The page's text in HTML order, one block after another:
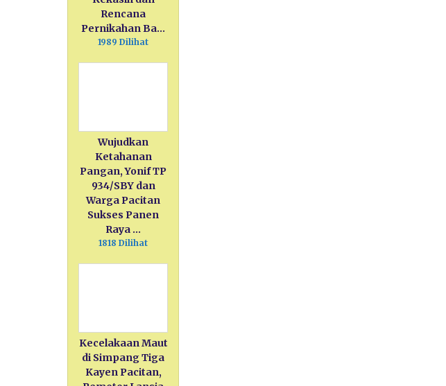
Rencana
Pernikahan Ba…
1989 Dilihat
Wujudkan
Ketahanan
Pangan, Yonif TP
934/SBY dan
Warga Pacitan
Sukses Panen
Raya …
1818 Dilihat
Kecelakaan Maut
di Simpang Tiga
Kayen Pacitan,